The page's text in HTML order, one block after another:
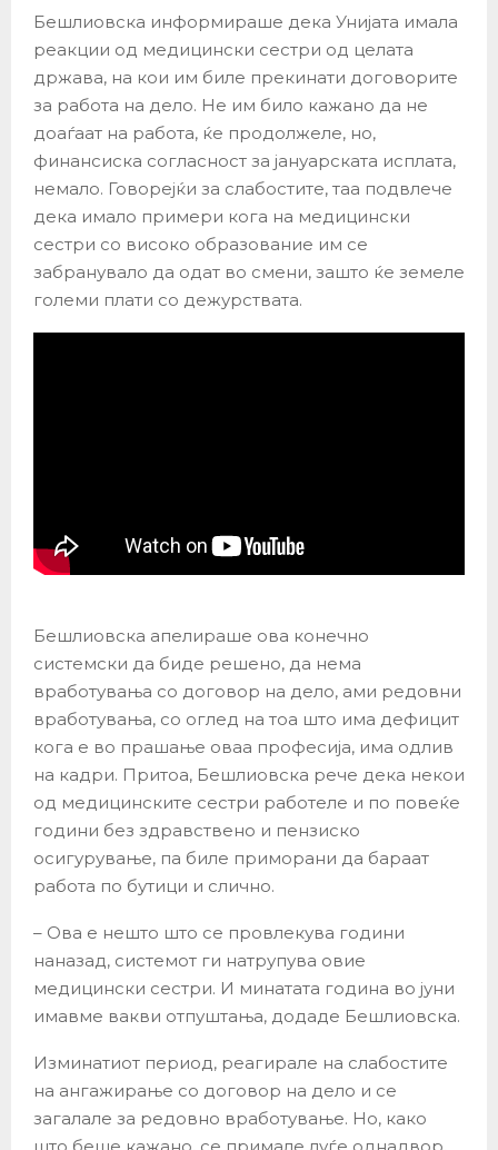
Бешлиовска информираше дека Унијата имала
реакции од медицински сестри од целата
држава, на кои им биле прекинати договорите
за работа на дело. Не им било кажано да не
доаѓаат на работа, ќе продолжеле, но,
финансиска согласност за јануарската исплата,
немало. Говорејќи за слабостите, таа подвлече
дека имало примери кога на медицински
сестри со високо образование им се
забранувало да одат во смени, зашто ќе земеле
големи плати со дежурствата.
Бешлиовска апелираше ова конечно
системски да биде решено, да нема
вработувања со договор на дело, ами редовни
вработувања, со оглед на тоа што има дефицит
кога е во прашање оваа професија, има одлив
на кадри. Притоа, Бешлиовска рече дека некои
од медицинските сестри работеле и по повеќе
години без здравствено и пензиско
осигурување, па биле приморани да бараат
работа по бутици и слично.
– Ова е нешто што се провлекува години
наназад, системот ги натрупува овие
медицински сестри. И минатата година во јуни
имавме вакви отпуштања, додаде Бешлиовска.
Изминатиот период, реагирале на слабостите
на ангажирање со договор на дело и се
загалале за редовно вработување. Но, како